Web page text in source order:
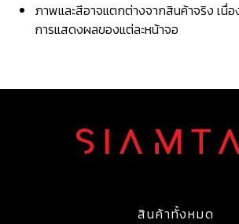
ภาพและสีอาจแตกต่างจากสินค้าจริง เนื่อ
การแสดงผลของแต่ละหน้าจอ
สินค้าทั้งหมด